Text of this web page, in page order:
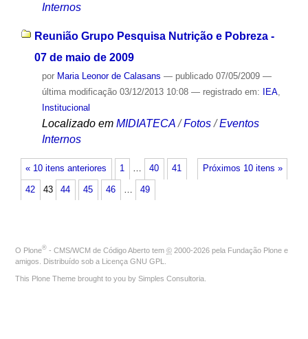
Internos
Reunião Grupo Pesquisa Nutrição e Pobreza -
07 de maio de 2009
por Maria Leonor de Calasans — publicado07/05/2009 —
última modificação03/12/2013 10:08 — registrado em: IEA,
Institucional
Localizado em MIDIATECA /Fotos /Eventos
Internos
« 10 itens anteriores Próximos 10 itens »
1 … 40 41
42 43 44 45 46 … 49
O Plone® - CMS/WCM de Código Aberto tem © 2000-2026 pela Fundação Plone e
amigos. Distribuído sob a Licença GNU GPL
This Plone Theme brought to you by Simples Consultoria